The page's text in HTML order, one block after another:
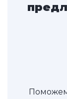
Поможем